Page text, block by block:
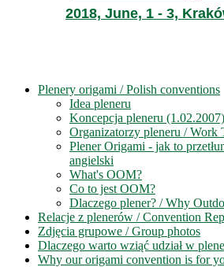
2018, June, 1 - 3,
Plenery origami / Polish conventions
Idea pleneru
Koncepcja pleneru (1.02.2007)
Organizatorzy pleneru / Work
Plener Origami - jak to
angielski
What's OOM?
Co to jest OOM?
Dlaczego plener? / Why
Relacje z plenerów / Convention
Zdjęcia grupowe / Group photos
Dlaczego warto wziąć udział w
Why our origami convention is for